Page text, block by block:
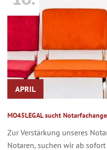
APRIL
MO45LEGAL sucht
Zur Verstärkung unseres
Notaren, suchen wir ab